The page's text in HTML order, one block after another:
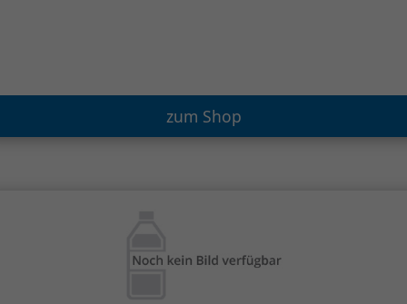
zum Shop